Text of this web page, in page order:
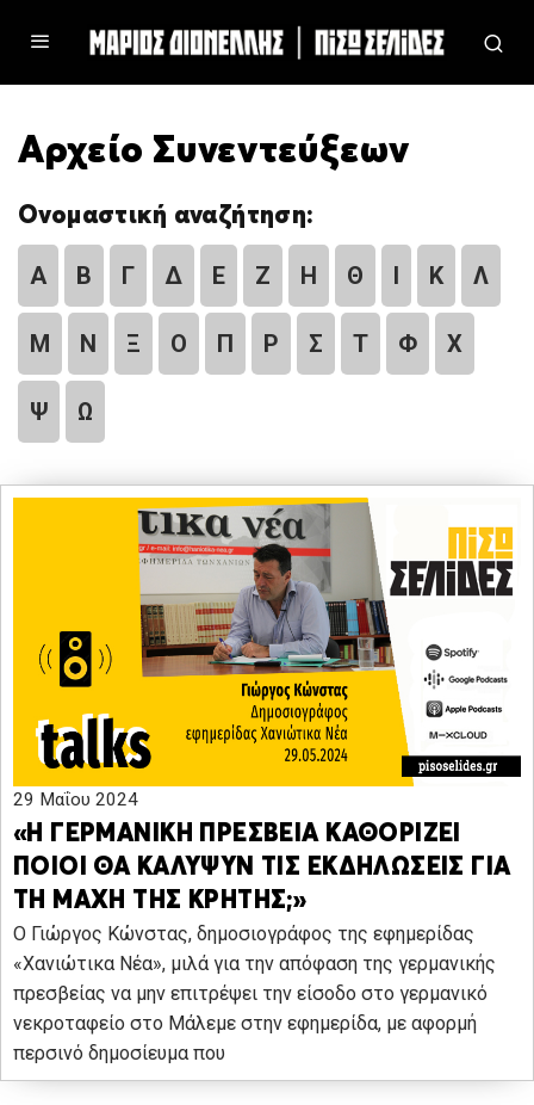
Αρχείο Συνεντεύξεων
Ονομαστική αναζήτηση:
Α Β Γ Δ Ε Ζ Η Θ Ι Κ Λ
Μ Ν Ξ Ο Π Ρ Σ Τ Φ Χ
Ψ Ω
29 Μαΐου 2024
«Η ΓΕΡΜΑΝΙΚΗ ΠΡΕΣΒΕΙΑ ΚΑΘΟΡΙΖΕΙ
ΠΟΙΟΙ ΘΑ ΚΑΛΥΨΥΝ ΤΙΣ ΕΚΔΗΛΩΣΕΙΣ ΓΙΑ
ΤΗ ΜΑΧΗ ΤΗΣ ΚΡΗΤΗΣ;»
O Γιώργος Κώνστας, δημοσιογράφος της εφημερίδας
«Χανιώτικα Νέα», μιλά για την απόφαση της γερμανικής
πρεσβείας να μην επιτρέψει την είσοδο στο γερμανικό
νεκροταφείο στο Μάλεμε στην εφημερίδα, με αφορμή
περσινό δημοσίευμα που